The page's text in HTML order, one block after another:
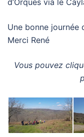
d’Orques via le
Une bonne journée
Merci René
Vous pouvez